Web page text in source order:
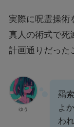
実際に呪霊操術
真人の術式で死
計画通りだった
ゆう
羂
よ
わ